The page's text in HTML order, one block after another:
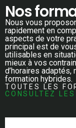
Nos
Nous vous
rapidement en
aspects de votre
principal est de
utilisables en
mieux à vos
d’horaires
formation hybrides.
TOUTES LES
CONSULTEZ